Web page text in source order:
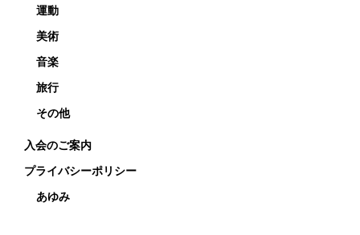
運動
美術
音楽
旅行
その他
入会のご案内
プライバシーポリシー
あゆみ